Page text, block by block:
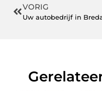
VORIG